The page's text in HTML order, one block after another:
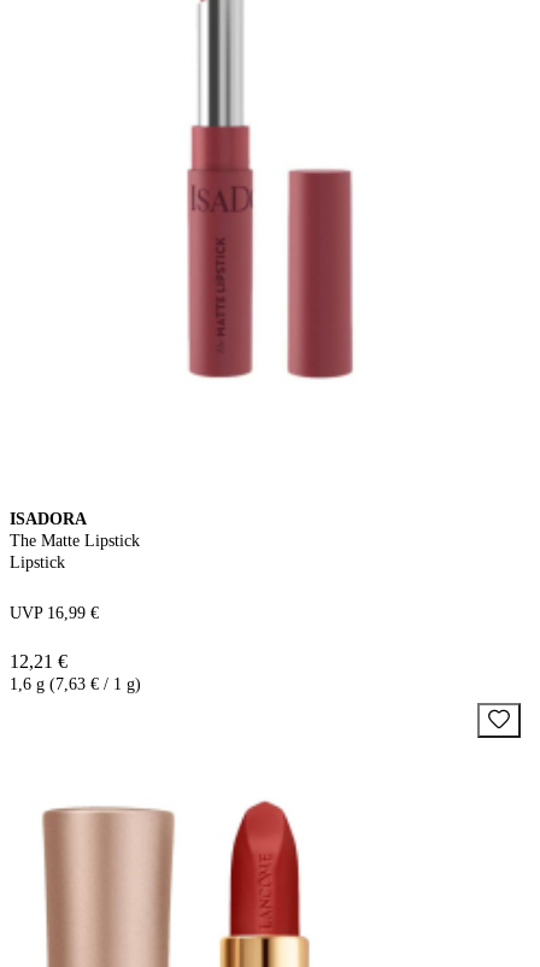
ISADORA
The Matte Lipstick
Lipstick
UVP 16,99 €
12,21 €
1,6 g (7,63 € / 1 g)